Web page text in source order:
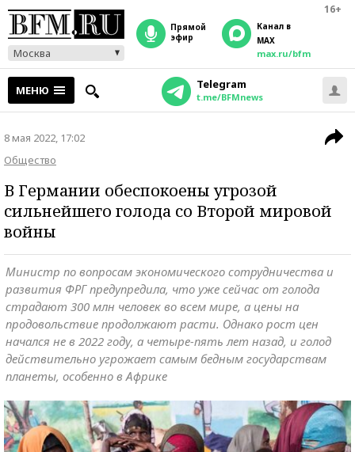
16+
Москва
прямой
эфир
Канал в
MAX
max.ru/bfm
МЕНЮ Telegram
t.me/BFMnews
8 мая 2022, 17:02
Общество
В Германии обеспокоены угрозой
сильнейшего голода со Второй мировой
войны
Министр по вопросам экономического сотрудничества и
развития ФРГ предупредила, что уже сейчас от голода
страдают 300 млн человек во всем мире, а цены на
продовольствие продолжают расти. Однако рост цен
начался не в 2022 году, а четыре-пять лет назад, и голод
действительно угрожает самым бедным государствам
планеты, особенно в Африке